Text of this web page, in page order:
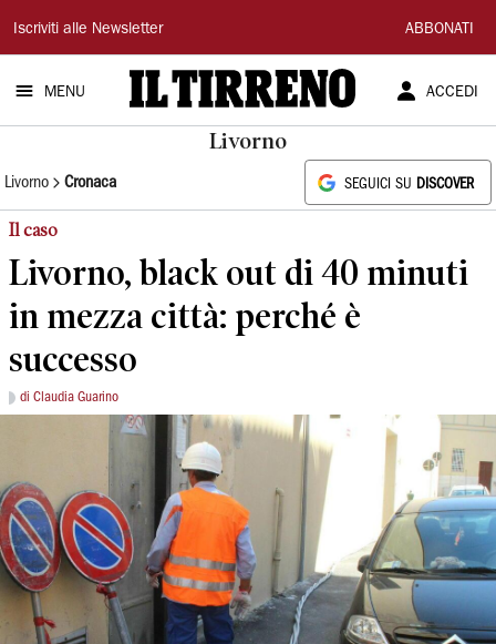
Il
Tirreno
Iscriviti alle Newsletter ABBONATI
MENU ACCEDI
Livorno
Livorno Cronaca SEGUICI SU DISCOVER
Il caso
Livorno, black out di 40 minuti
in mezza città: perché è
successo
di Claudia Guarino